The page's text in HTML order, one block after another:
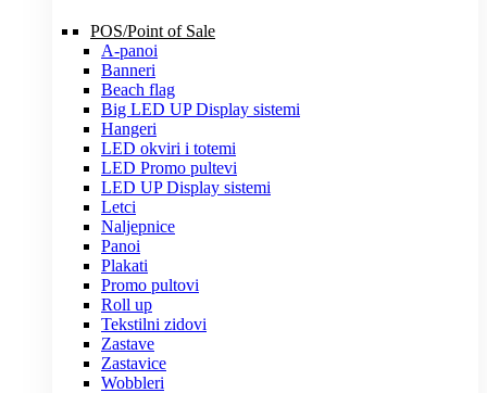
POS/Point of Sale
A-panoi
Banneri
Beach flag
Big LED UP Display sistemi
Hangeri
LED okviri i totemi
LED Promo pultevi
LED UP Display sistemi
Letci
Naljepnice
Panoi
Plakati
Promo pultovi
Roll up
Tekstilni zidovi
Zastave
Zastavice
Wobbleri